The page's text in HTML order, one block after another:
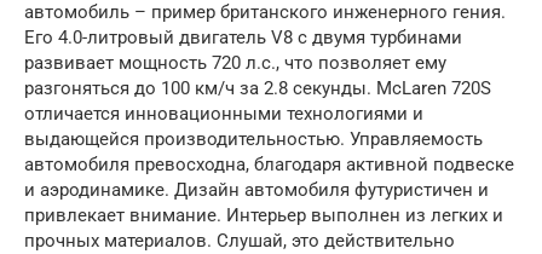
автомобиль – пример британского инженерного гения.
Его 4.0-литровый двигатель V8 с двумя турбинами
развивает мощность 720 л.с., что позволяет ему
разгоняться до 100 км/ч за 2.8 секунды. McLaren 720S
отличается инновационными технологиями и
выдающейся производительностью. Управляемость
автомобиля превосходна, благодаря активной подвеске
и аэродинамике. Дизайн автомобиля футуристичен и
привлекает внимание. Интерьер выполнен из легких и
прочных материалов. Слушай, это действительно